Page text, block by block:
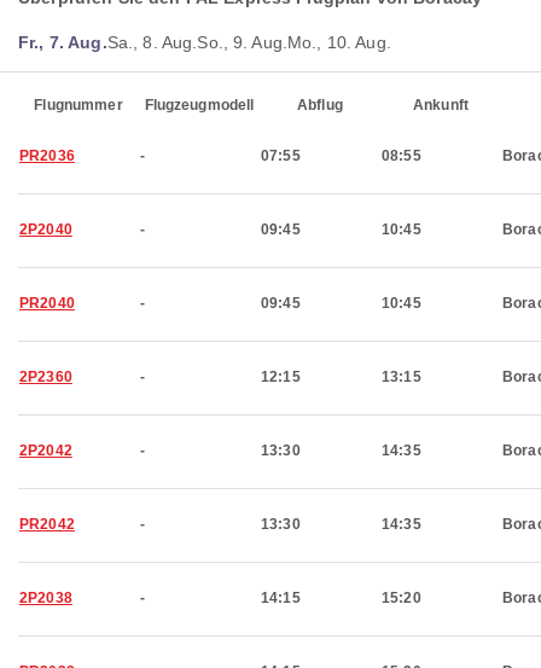
Fr., 7. Aug.Sa., 8. Aug. So., 9. Aug. Mo., 10. Aug.
Flugnummer Flugzeugmodell Abflug Ankunft
PR2036 - 07:55 08:55
2P2040 - 09:45 10:45
PR2040 - 09:45 10:45
2P2360 - 12:15 13:15
2P2042 - 13:30 14:35
PR2042 - 13:30 14:35
2P2038 - 14:15 15:20